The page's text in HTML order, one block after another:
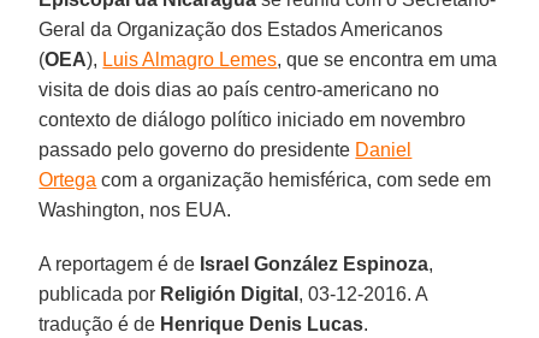
Geral da Organização dos Estados Americanos
(OEA), Luis Almagro Lemes, que se encontra em uma
visita de dois dias ao país centro-americano no
contexto de diálogo político iniciado em novembro
passado pelo governo do presidente Daniel
Ortega com a organização hemisférica, com sede em
Washington, nos EUA.
A reportagem é de Israel González Espinoza,
publicada por Religión Digital , 03-12-2016. A
tradução é de Henrique Denis Lucas.